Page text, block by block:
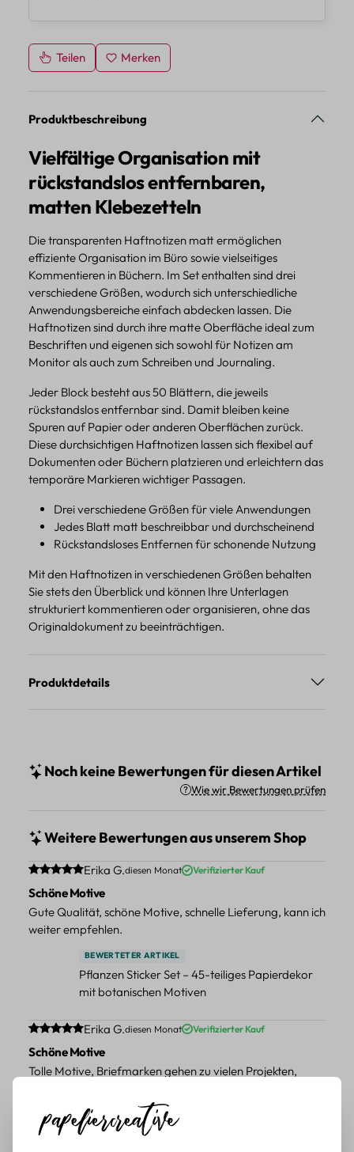
Teilen Merken
Produktbeschreibung
Vielfältige Organisation mit
rückstandslos entfernbaren,
matten Klebezetteln
Die transparenten Haftnotizen matt ermöglichen
effiziente Organisation im Büro sowie vielseitiges
Kommentieren in Büchern. Im Set enthalten sind drei
verschiedene Größen, wodurch sich unterschiedliche
Anwendungsbereiche einfach abdecken lassen. Die
Haftnotizen sind durch ihre matte Oberfläche ideal zum
Beschriften und eigenen sich sowohl für Notizen am
Monitor als auch zum Schreiben und Journaling.
Jeder Block besteht aus 50 Blättern, die jeweils
rückstandslos entfernbar sind. Damit bleiben keine
Spuren auf Papier oder anderen Oberflächen zurück.
Diese durchsichtigen Haftnotizen lassen sich flexibel auf
Dokumenten oder Büchern platzieren und erleichtern das
temporäre Markieren wichtiger Passagen.
Drei verschiedene Größen für viele Anwendungen
Jedes Blatt matt beschreibbar und durchscheinend
Rückstandsloses Entfernen für schonende Nutzung
Mit den Haftnotizen in verschiedenen Größen behalten
Sie stets den Überblick und können Ihre Unterlagen
strukturiert kommentieren oder organisieren, ohne das
Originaldokument zu beeinträchtigen.
Produktdetails
Noch keine Bewertungen für diesen Artikel
Wie wir Bewertungen prüfen
Weitere Bewertungen aus unserem Shop
Durchschnittliche Bewertung von 5 von 5 Sternen
Erika G.diesen Monat Verifizierter Kauf
Schöne Motive
Gute Qualität, schöne Motive, schnelle Lieferung, kann ich
weiter empfehlen.
BEWERTETER ARTIKEL
Pflanzen Sticker Set – 45-teiliges Papierdekor
mit botanischen Motiven
Durchschnittliche Bewertung von 5 von 5 Sternen
Erika G.diesen Monat Verifizierter Kauf
Schöne Motive
Tolle Motive, Briefmarken gehen zu vielen Projekten,
BEWERTETER ARTIKEL
Retro Briefmarken Sticker Set – 45 Papier-